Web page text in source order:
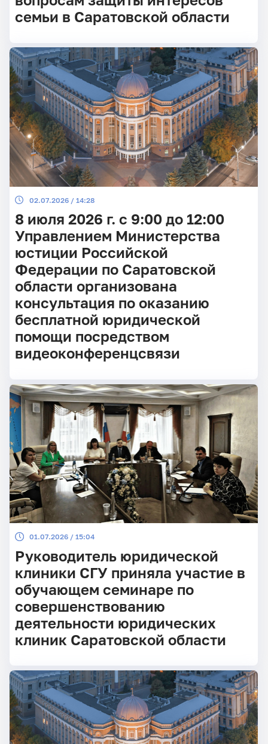
семьи в Саратовской области
02.07.2026 / 14:28
8 июля 2026 г. с 9:00 до 12:00
Управлением Министерства
юстиции Российской
Федерации по Саратовской
области организована
консультация по оказанию
бесплатной юридической
помощи посредством
видеоконференцсвязи
01.07.2026 / 15:04
Руководитель юридической
клиники СГУ приняла участие в
обучающем семинаре по
совершенствованию
деятельности юридических
клиник Саратовской области